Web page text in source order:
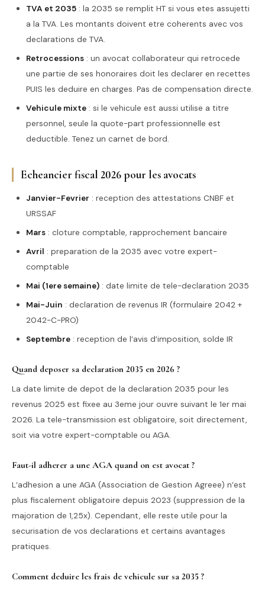
TVA et 2035 : la 2035 se remplit HT si vous etes assujetti
a la TVA. Les montants doivent etre coherents avec vos
declarations de TVA.
Retrocessions : un avocat collaborateur qui retrocede
une partie de ses honoraires doit les declarer en recettes
PUIS les deduire en charges. Pas de compensation directe.
Vehicule mixte : si le vehicule est aussi utilise a titre
personnel, seule la quote-part professionnelle est
deductible. Tenez un carnet de bord.
Echeancier fiscal 2026 pour les avocats
Janvier-Fevrier : reception des attestations CNBF et
URSSAF
Mars : cloture comptable, rapprochement bancaire
Avril : preparation de la 2035 avec votre expert-
comptable
Mai (1ere semaine) : date limite de tele-declaration 2035
Mai-Juin : declaration de revenus IR (formulaire 2042 +
2042-C-PRO)
Septembre : reception de l’avis d’imposition, solde IR
Quand deposer sa declaration 2035 en 2026 ?
La date limite de depot de la declaration 2035 pour les
revenus 2025 est fixee au 3eme jour ouvre suivant le 1er mai
2026. La tele-transmission est obligatoire, soit directement,
soit via votre expert-comptable ou AGA.
Faut-il adherer a une AGA quand on est avocat ?
L’adhesion a une AGA (Association de Gestion Agreee) n’est
plus fiscalement obligatoire depuis 2023 (suppression de la
majoration de 1,25x). Cependant, elle reste utile pour la
securisation de vos declarations et certains avantages
pratiques.
Comment deduire les frais de vehicule sur sa 2035 ?